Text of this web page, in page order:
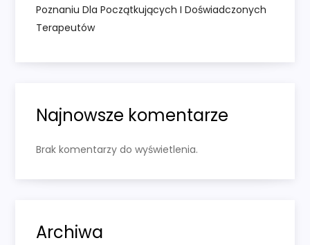
Poznaniu Dla Początkujących I Doświadczonych
Terapeutów
Najnowsze komentarze
Brak komentarzy do wyświetlenia.
Archiwa